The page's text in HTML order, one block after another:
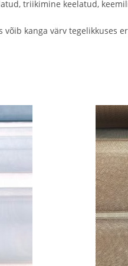
triikimine keelatud,
kanga värv tegelikkuses